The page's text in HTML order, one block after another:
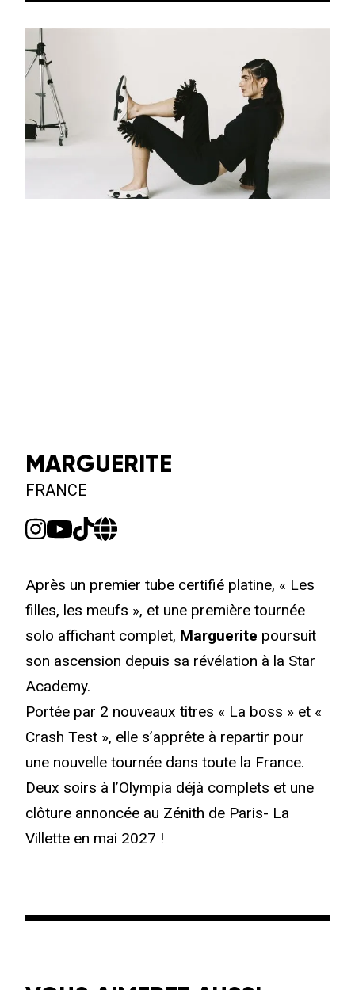
MARGUERITE
FRANCE
Après un premier tube certifié platine, « Les
filles, les meufs », et une première tournée
solo affichant complet, Marguerite poursuit
son ascension depuis sa révélation à la Star
Academy.
Portée par 2 nouveaux titres « La boss » et «
Crash Test », elle s’apprête à repartir pour
une nouvelle tournée dans toute la France.
Deux soirs à l’Olympia déjà complets et une
clôture annoncée au Zénith de Paris- La
Villette en mai 2027 !